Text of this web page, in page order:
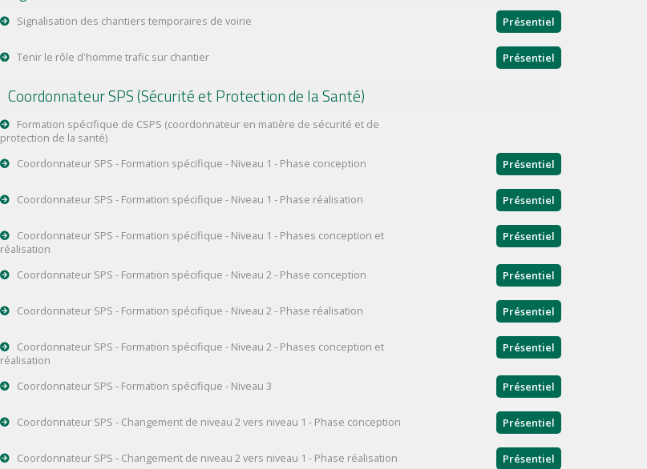
Signalisation des chantiers temporaires de voirie Présentiel
Tenir le rôle d'homme trafic sur chantier Présentiel
Coordonnateur SPS (Sécurité et Protection de la Santé)
Formation spécifique de CSPS (coordonnateur en matière de sécurité et de
protection de la santé)
Coordonnateur SPS - Formation spécifique - Niveau 1 - Phase conception
Présentiel
Coordonnateur SPS - Formation spécifique - Niveau 1 - Phase réalisation Présentiel
Coordonnateur SPS - Formation spécifique - Niveau 1 - Phases conception et
réalisation
Présentiel
Coordonnateur SPS - Formation spécifique - Niveau 2 - Phase conception Présentiel
Coordonnateur SPS - Formation spécifique - Niveau 2 - Phase réalisation Présentiel
Coordonnateur SPS - Formation spécifique - Niveau 2 - Phases conception et
réalisation
Présentiel
Coordonnateur SPS - Formation spécifique - Niveau 3 Présentiel
Coordonnateur SPS - Changement de niveau 2 vers niveau 1 - Phase conception Présentiel
Coordonnateur SPS - Changement de niveau 2 vers niveau 1 - Phase réalisation Présentiel